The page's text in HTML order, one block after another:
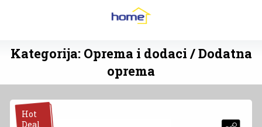
Kategorija: Oprema i dodaci / Dodatna
oprema
Hot
Deal